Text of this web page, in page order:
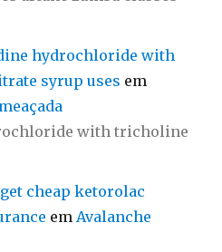
hydrochloride with
syrup uses em
with tricholine
cheap ketorolac
em Avalanche